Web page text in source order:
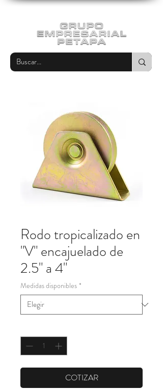
Rodo tropicalizado en
"V" encajuelado de
2.5" a 4"
Medidas disponibles *
COTIZAR